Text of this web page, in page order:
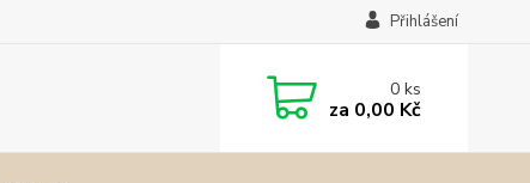
Přihlášení
0ks
za 0,00 Kč